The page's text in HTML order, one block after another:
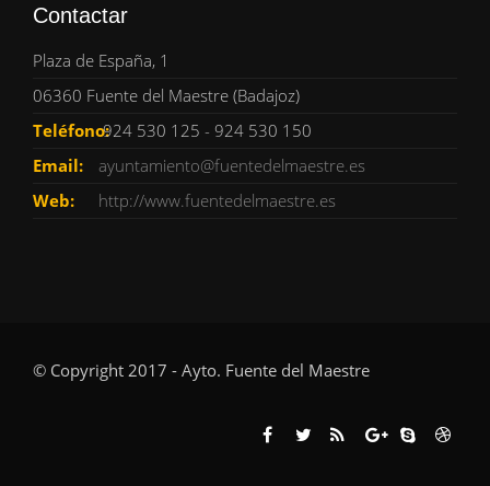
Contactar
Plaza de España, 1
06360 Fuente del Maestre (Badajoz)
Teléfono:924 530 125 - 924 530 150
Email:
ayuntamiento@fuentedelmaestre.es
Web:
http://www.fuentedelmaestre.es
© Copyright 2017 - Ayto. Fuente del Maestre